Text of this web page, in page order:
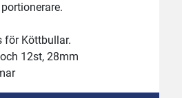
för Köttbullar.
12st, 28mm